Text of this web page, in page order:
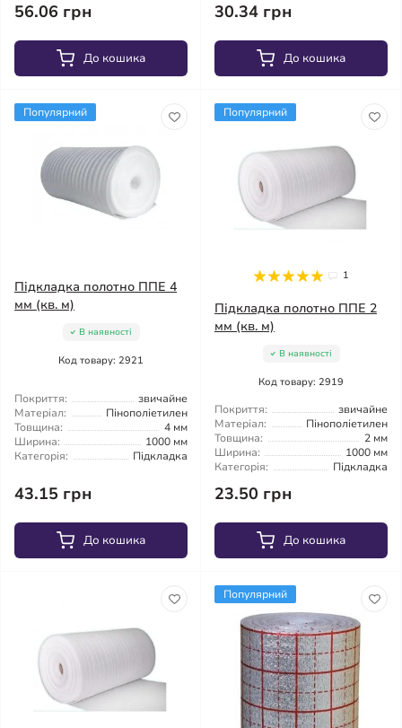
56.06 грн
До кошика
30.34 грн
До кошика
Популярний
Підкладка полотно ППЕ 4
мм (кв. м)
В наявності
Код товару: 2921
Покриття:
звичайне
Матеріал:
Пінополіетилен
Товщина:
4 мм
Ширина:
1000 мм
Категорія:
Підкладка
43.15 грн
До кошика
Популярний
1
Підкладка полотно ППЕ 2
мм (кв. м)
В наявності
Код товару: 2919
Покриття:
звичайне
Матеріал:
Пінополіетилен
Товщина:
2 мм
Ширина:
1000 мм
Категорія:
Підкладка
23.50 грн
До кошика
Популярний